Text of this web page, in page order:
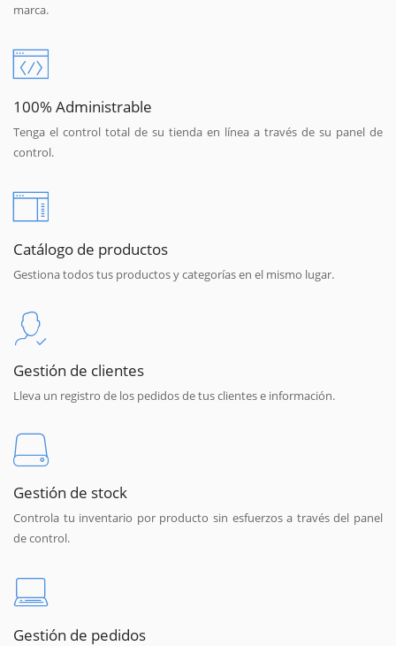
marca.
100% Administrable
Tenga el control total de su tienda en línea a través de su panel de
control.
Catálogo de productos
Gestiona todos tus productos y categorías en el mismo lugar.
Gestión de clientes
Lleva un registro de los pedidos de tus clientes e información.
Gestión de stock
Controla tu inventario por producto sin esfuerzos a través del panel
de control.
Gestión de pedidos